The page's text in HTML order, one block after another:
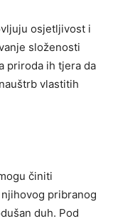
osjetljivost i
složenosti
priroda ih tjera da
vlastitih
činiti
pribranog
duh. Pod